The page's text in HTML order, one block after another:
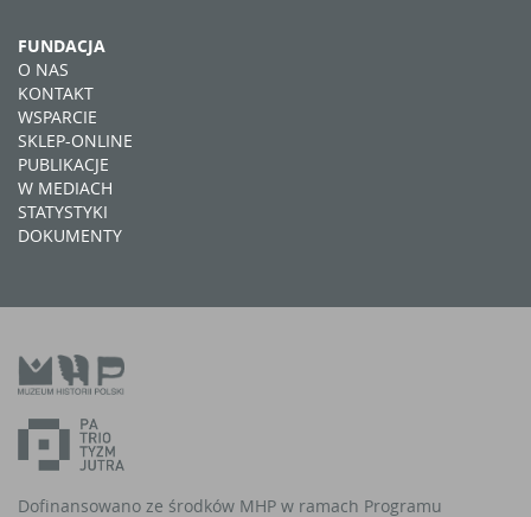
FUNDACJA
O NAS
KONTAKT
WSPARCIE
SKLEP-ONLINE
PUBLIKACJE
W MEDIACH
STATYSTYKI
DOKUMENTY
Dofinansowano ze środków MHP w ramach Programu